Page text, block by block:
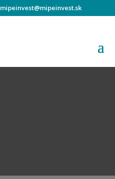
mipeinvest@mipeinvest.sk